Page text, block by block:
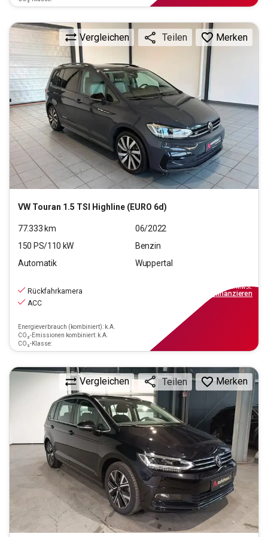
VW Touran 1.5 TSI Highline (EURO 6d)
Vergleichen Teilen Merken
77.333 km
06/2022
150 PS/110 kW
Benzin
Automatik
Wuppertal
Rückfahrkamera
ACC
Energieverbrauch (kombiniert): k.A.
CO₂-Emissionen kombiniert: k.A.
CO₂-Klasse:
inkl.MwSt.
finanzieren
Vergleichen Teilen Merken